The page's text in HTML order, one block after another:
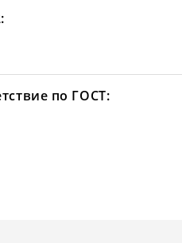
по ГОСТ: